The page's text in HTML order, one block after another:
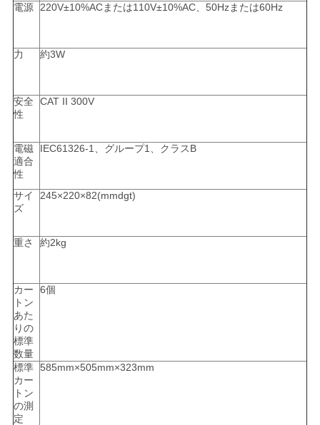
電源 220V±10%ACまたは110V±10%AC、50Hzまたは60Hz
力 約3W
安全
性
CAT II 300V
電磁
適合
性
IEC61326-1、グループ1、クラスB
サイ
ズ
245×220×82(mmdgt)
重さ 約2kg
カー
トン
あた
りの
標準
数量
6個
標準
カー
トン
の測
定
585mm×505mm×323mm